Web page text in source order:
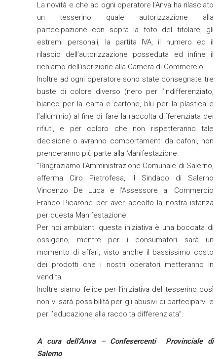
La novità e che ad ogni operatore l’Anva ha rilasciato
un tesserino quale autorizzazione alla
partecipazione con sopra la foto del titolare, gli
estremi personali, la partita IVA, il numero ed il
rilascio dell’autorizzazione posseduta ed infine il
richiamo dell’iscrizione alla Camera di Commercio.
Inoltre ad ogni operatore sono state consegnate tre
buste di colore diverso (nero per l’indifferenziato,
bianco per la carta e cartone, blu per la plastica e
l’alluminio) al fine di fare la raccolta differenziata dei
rifiuti, e per coloro che non rispetteranno tale
decisione o avranno comportamenti da cafoni, non
prenderanno più parte alla Manifestazione.
“Ringraziamo l’Amministrazione Comunale di Salerno,
afferma Ciro Pietrofesa, il Sindaco di Salerno
Vincenzo De Luca e l’Assessore al Commercio
Franco Picarone per aver accolto la nostra istanza
per questa Manifestazione.
Per noi ambulanti questa iniziativa è una boccata di
ossigeno, mentre per i consumatori sarà un
momento di affari, visto anche il bassissimo costo
dei prodotti che i nostri operatori metteranno in
vendita.
Inoltre siamo felice per l’iniziativa del tesserino così
non vi sarà possibilità per gli abusivi di parteciparvi e
per l’educazione alla raccolta differenziata”.
A cura dell’Anva – Confesercenti Provinciale di
Salerno